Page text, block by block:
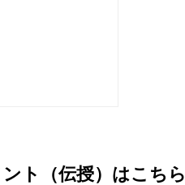
ト（伝授）はこちら